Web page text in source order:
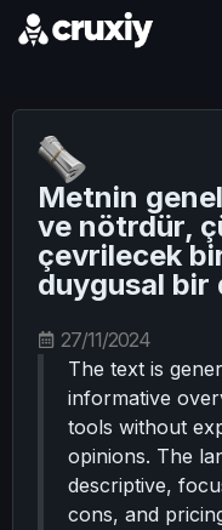
Metnin
ve nötrdür,
çevrilecek
duygusal bir
27/11/2024
The text is
informative
tools without
opinions. The
descriptive,
cons, and